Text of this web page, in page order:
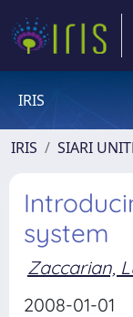
IRIS
IRIS SIARI
system
Zaccarian,
2008-01-01